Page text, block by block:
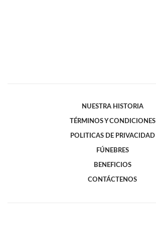
NUESTRA HISTORIA
TÉRMINOS Y CONDICIONES
POLITICAS DE PRIVACIDAD
FÚNEBRES
BENEFICIOS
CONTÁCTENOS